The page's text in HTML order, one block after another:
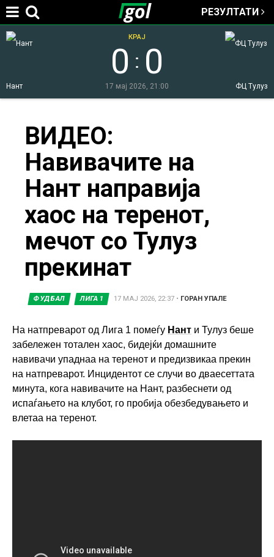
Jump to navigation
РЕЗУЛТАТИ
Нант ФЦ Тулуз
0 : 0
КРАЈ
17 мај 2026, 21:00
ВИДЕО:
Навивачите на
Нант направија
хаос на теренот,
мечот со Тулуз
прекинат
ФУДБАЛ ЛИГА 1 17 МАЈ 2026, 22:37• ГОРАН УПАЛЕ
На натпреварот од Лига 1 помеѓу Нант и Тулуз беше
забележен тотален хаос, бидејќи домашните
навивачи упаднаа на теренот и предизвикаа прекин
на натпреварот. Инцидентот се случи во дваесеттата
минута, кога навивачите на Нант, разбеснети од
испаѓањето на клубот, го пробија обезбедувањето и
влетаа на теренот.